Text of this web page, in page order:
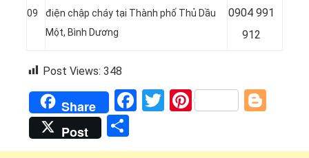
09
điện chập cháy tại Thành phố Thủ Dầu
Một, Bình Dương
0904 991
912
Post Views: 348
Share Facebook
Twitter
Pinterest
Post